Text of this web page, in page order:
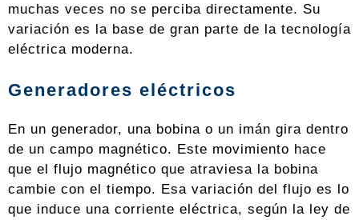
muchas veces no se perciba directamente. Su
variación es la base de gran parte de la tecnología
eléctrica moderna.
Generadores eléctricos
En un generador, una bobina o un imán gira dentro
de un campo magnético. Este movimiento hace
que el flujo magnético que atraviesa la bobina
cambie con el tiempo. Esa variación del flujo es lo
que induce una corriente eléctrica, según la ley de